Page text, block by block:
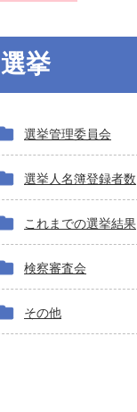
選挙
選挙管理委員会
選挙人名簿登録者数
これまでの選挙結果
検察審査会
その他